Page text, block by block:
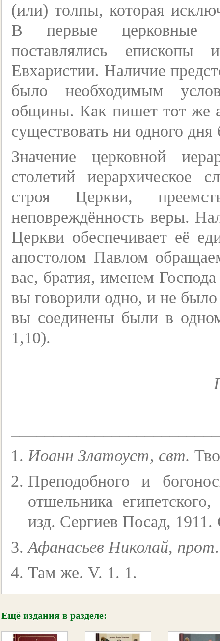
(или) толпы, которая
В первые церковные
поставлялись епископы
Евхаристии. Наличие
было необходимым
общины. Как пишет тот же
существовать ни одного дня
Значение церковной
столетий иерархическое
строя Церкви,
неповреждённость веры.
Церкви обеспечивает её
апостолом Павлом
вас, братия, именем
вы говорили одно, и не
вы соединены были в
1,10).
Иоанн Златоуст, свт.
Преподобного и
отшельника
изд. Сергиев Посад, 1911.
Афанасьев Николай, прот
Там же. V. 1. 1.
Ещё издания в разделе: